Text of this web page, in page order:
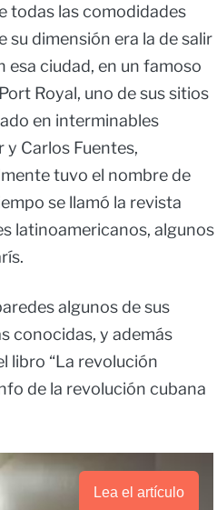
todas las comodidades
su dimensión era la de salir
esa ciudad, en un famoso
Royal, uno de sus sitios
en interminables
Carlos Fuentes,
tuvo el nombre de
se llamó la revista
latinoamericanos, algunos
algunos de sus
conocidas, y además
libro “La revolución
de la revolución cubana
Lea el artículo